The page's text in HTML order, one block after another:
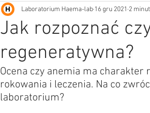
Jak rozpoznać
regeneratywna?
Laboratorium Haema-lab 16 gru 2021 2
Ocena czy anemia ma
rokowania i leczenia. Na co
laboratorium?